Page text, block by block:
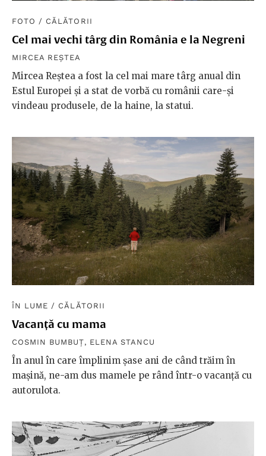
FOTO / CĂLĂTORII
Cel mai vechi târg din România e la Negreni
MIRCEA REȘTEA
Mircea Reștea a fost la cel mai mare târg anual din
Estul Europei și a stat de vorbă cu românii care-și
vindeau produsele, de la haine, la statui.
ÎN LUME / CĂLĂTORII
Vacanță cu mama
COSMIN BUMBUȚ, ELENA STANCU
În anul în care împlinim șase ani de când trăim în
mașină, ne-am dus mamele pe rând într-o vacanță cu
autorulota.